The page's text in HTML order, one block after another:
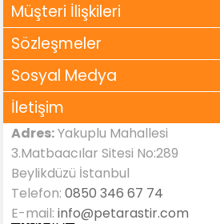
Müşteri İlişkileri
Sözleşmeler
Sosyal Medya
İletişim
Adres:Yakuplu Mahallesi
3.Matbaacılar Sitesi No:289
Beylikdüzü İstanbul
Telefon:0850 346 67 74
E-mail:info@petarastir.com